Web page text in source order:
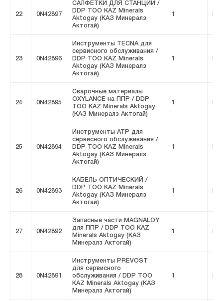
22 0N42897
САЛФЕТКИ ДЛЯ СТАНЦИИ /
DDP ТОО KAZ Minerals
Aktogay (КАЗ Минералз
Актогай)
1
23 0N42896
Инструменты TECNA для
сервисного обслуживания /
DDP ТОО KAZ Minerals
Aktogay (КАЗ Минералз
Актогай)
1
24 0N42895
Сварочные материалы
OXYLANCE на ППР / DDP
ТОО KAZ Minerals Aktogay
(КАЗ Минералз Актогай)
1
25 0N42894
Инструменты ATP для
сервисного обслуживания /
DDP ТОО KAZ Minerals
Aktogay (КАЗ Минералз
Актогай)
1
26 0N42893
КАБЕЛЬ ОПТИЧЕСКИЙ /
DDP ТОО KAZ Minerals
Aktogay (КАЗ Минералз
Актогай)
1
27 0N42892
Запасные части MAGNALOY
для ППР / DDP ТОО KAZ
Minerals Aktogay (КАЗ
Минералз Актогай)
1
28 0N42891
Инструменты PREVOST
для сервисного
обслуживания / DDP ТОО
KAZ Minerals Aktogay (КАЗ
Минералз Актогай)
1